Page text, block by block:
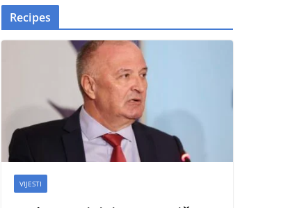
Recipes
VIJESTI